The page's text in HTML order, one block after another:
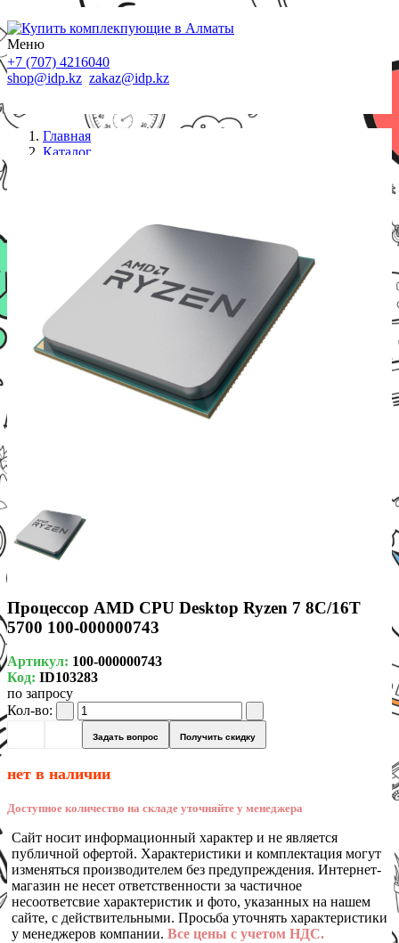
Меню
+7 (707) 4216040
shop@idp.kz zakaz@idp.kz
Главная
Каталог
Процессор AMD CPU Desktop Ryzen 7 8C/16T
5700 100-000000743
Артикул: 100-000000743
Код: ID103283
по запросу
Кол-во:
Задать вопрос Получить скидку
нет в наличии
Доступное количество на складе уточняйте у менеджера
Сайт носит информационный характер и не является
публичной офертой. Характеристики и комплектация могут
изменяться производителем без предупреждения. Интернет-
магазин не несет ответственности за частичное
несоответсвие характеристик и фото, указанных на нашем
сайте, с действительными. Просьба уточнять характеристики
у менеджеров компании. Все цены с учетом НДС.